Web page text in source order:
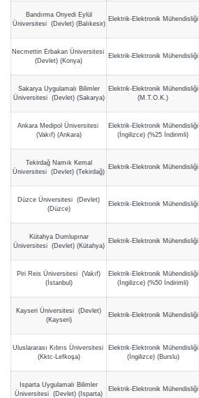
Bandırma Onyedi Eylül
Üniversitesi (Devlet) (Balıkesir)
Elektrik-Elektronik Mühendisliği
Necmettin Erbakan Üniversitesi
(Devlet) (Konya)
Elektrik-Elektronik Mühendisliği
Sakarya Uygulamalı Bilimler
Üniversitesi (Devlet) (Sakarya)
Elektrik-Elektronik Mühendisliği
(M.T.O.K.)
Ankara Medipol Üniversitesi
(Vakıf) (Ankara)
Elektrik-Elektronik Mühendisliği
(İngilizce) (%25 İndirimli)
Tekirdağ Namık Kemal
Üniversitesi (Devlet) (Tekirdağ)
Elektrik-Elektronik Mühendisliği
Düzce Üniversitesi (Devlet)
(Düzce)
Elektrik-Elektronik Mühendisliği
Kütahya Dumlupınar
Üniversitesi (Devlet) (Kütahya)
Elektrik-Elektronik Mühendisliği
Piri Reis Üniversitesi (Vakıf)
(İstanbul)
Elektrik-Elektronik Mühendisliği
(İngilizce) (%50 İndirimli)
Kayseri Üniversitesi (Devlet)
(Kayseri)
Elektrik-Elektronik Mühendisliği
Uluslararası Kıbrıs Üniversitesi
(Kktc-Lefkoşa)
Elektrik-Elektronik Mühendisliği
(İngilizce) (Burslu)
Isparta Uygulamalı Bilimler
Üniversitesi (Devlet) (Isparta)
Elektrik-Elektronik Mühendisliği